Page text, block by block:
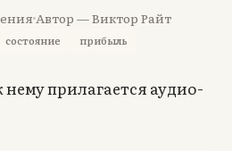
Автор — Виктор Райт
состояние прибыль
прилагается аудио-